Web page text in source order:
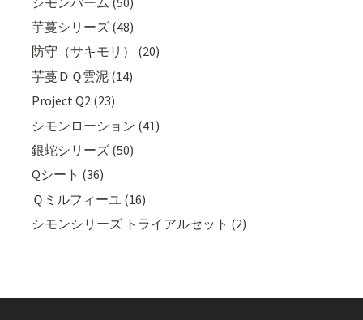
芋蔓シリーズ (48)
防守（サキモリ） (20)
芋蔓ＤＱ雲泥 (14)
Project Q2 (23)
シモンローション (41)
銀蛇シリーズ (50)
Qシート (36)
Ｑミルフィーユ (16)
シモンシリーズ トライアルセット (2)